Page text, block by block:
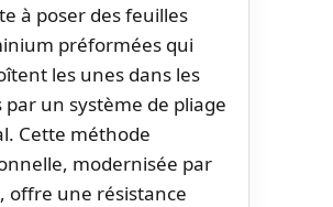
à poser des feuilles
préformées qui
les unes dans les
un système de pliage
Cette méthode
modernisée par
offre une résistance